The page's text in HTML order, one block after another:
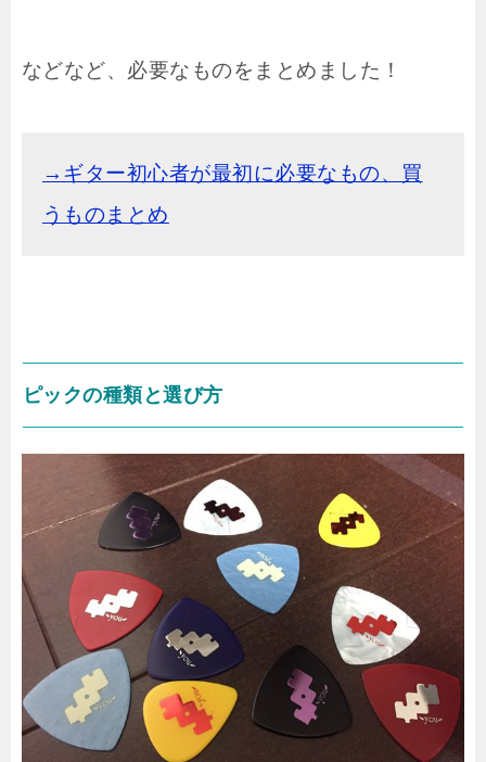
などなど、必要なものをまとめました！
→ギター初心者が最初に必要なもの、買
うものまとめ
ピックの種類と選び方